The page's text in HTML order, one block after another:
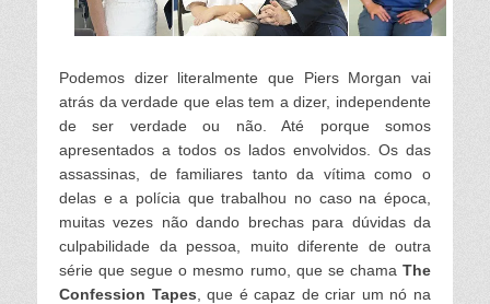
Podemos dizer literalmente que Piers Morgan vai
atrás da verdade que elas tem a dizer, independente
de ser verdade ou não. Até porque somos
apresentados a todos os lados envolvidos. Os das
assassinas, de familiares tanto da vítima como o
delas e a polícia que trabalhou no caso na época,
muitas vezes não dando brechas para dúvidas da
culpabilidade da pessoa, muito diferente de outra
série que segue o mesmo rumo, que se chama The
Confession Tapes , que é capaz de criar um nó na